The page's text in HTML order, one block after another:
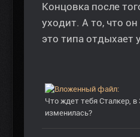
Концовка после
уходит. А то, что
это типа отдыхает
Что ждет тебя Сталкер, в
изменилась?